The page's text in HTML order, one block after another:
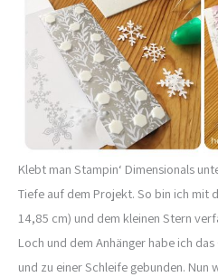
Klebt man Stampin‘ Dimensionals
Tiefe auf dem Projekt. So bin ich mit
14,85 cm) und dem kleinen Stern
Loch und dem Anhänger habe ich
und zu einer Schleife gebunden. Nun